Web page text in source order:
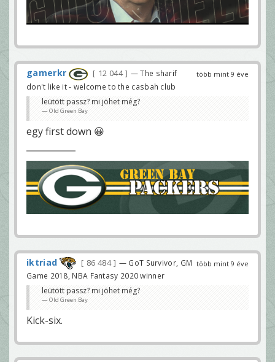
több mint 9 éve
gamerkr 12 044
— The sharif
don't like it - welcome to the casbah club
leütött passz? mi jöhet még?
Old Green Bay
egy first down 😀
több mint 9 éve
iktriad 86 484
— GoT Survivor, GM
Game 2018, NBA Fantasy 2020 winner
leütött passz? mi jöhet még?
Old Green Bay
Kick-six.